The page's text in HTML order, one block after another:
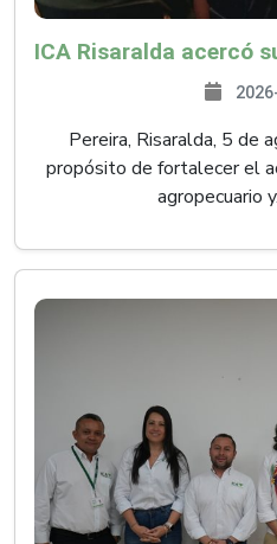
Pereira, Risaralda, 5 de
propósito de fortalecer el
agropecuario